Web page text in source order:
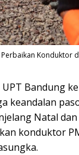
Konduktor
UPT Bandung
keandalan
Natal
konduktor